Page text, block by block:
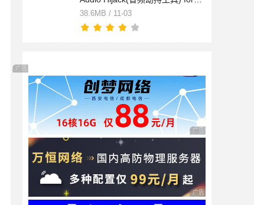
38.6MB / 11-03
广告 商业广告，理性选择
广告 商业广告，理性
广告 商业广告，理性